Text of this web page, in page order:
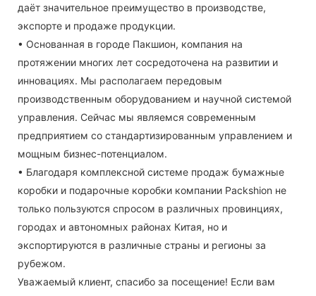
даёт значительное преимущество в производстве,
экспорте и продаже продукции.
• Основанная в городе Пакшион, компания на
протяжении многих лет сосредоточена на развитии и
инновациях. Мы располагаем передовым
производственным оборудованием и научной системой
управления. Сейчас мы являемся современным
предприятием со стандартизированным управлением и
мощным бизнес-потенциалом.
• Благодаря комплексной системе продаж бумажные
коробки и подарочные коробки компании Packshion не
только пользуются спросом в различных провинциях,
городах и автономных районах Китая, но и
экспортируются в различные страны и регионы за
рубежом.
Уважаемый клиент, спасибо за посещение! Если вам